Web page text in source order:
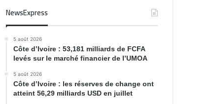
NewsExpress
5 août 2026
Côte d’Ivoire : 53,181 milliards de FCFA
levés sur le marché financier de l’UMOA
5 août 2026
Côte d’Ivoire : les réserves de change ont
atteint 56,29 milliards USD en juillet